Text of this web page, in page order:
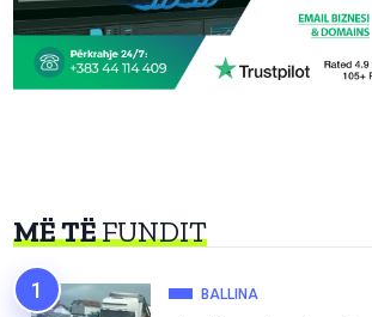
MË TËFUNDIT
BALLINA